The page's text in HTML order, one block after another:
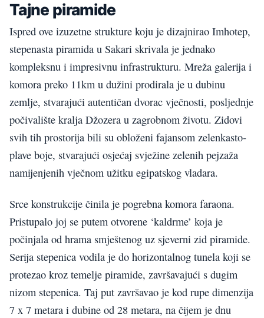
Tajne piramide
Ispred ove izuzetne strukture koju je dizajnirao Imhotep,
stepenasta piramida u Sakari skrivala je jednako
kompleksnu i impresivnu infrastrukturu. Mreža galerija i
komora preko 11km u dužini prodirala je u dubinu
zemlje, stvarajući autentičan dvorac vječnosti, posljednje
počivalište kralja Džozera u zagrobnom životu. Zidovi
svih tih prostorija bili su obloženi fajansom zelenkasto-
plave boje, stvarajući osjećaj svježine zelenih pejzaža
namijenjenih vječnom užitku egipatskog vladara.
Srce konstrukcije činila je pogrebna komora faraona.
Pristupalo joj se putem otvorene ‘kaldrme’ koja je
počinjala od hrama smještenog uz sjeverni zid piramide.
Serija stepenica vodila je do horizontalnog tunela koji se
protezao kroz temelje piramide, završavajući s dugim
nizom stepenica. Taj put završavao je kod rupe dimenzija
7 x 7 metara i dubine od 28 metara, na čijem je dnu